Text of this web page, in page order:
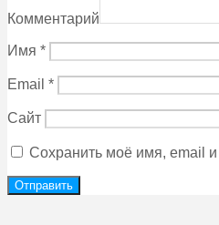
Комментарий
Имя *
Email *
Сайт
Сохранить моё имя, email